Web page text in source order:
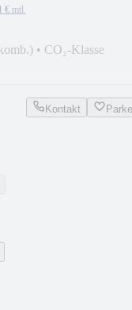
€ mtl.
• CO₂-Klasse
Kontakt